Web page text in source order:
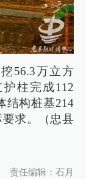
56.3万立方
柱完成112
结构桩基214
求。（忠县
责任编辑：石月